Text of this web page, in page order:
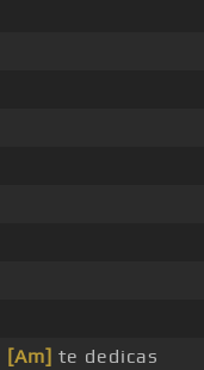
[Am] te dedicas